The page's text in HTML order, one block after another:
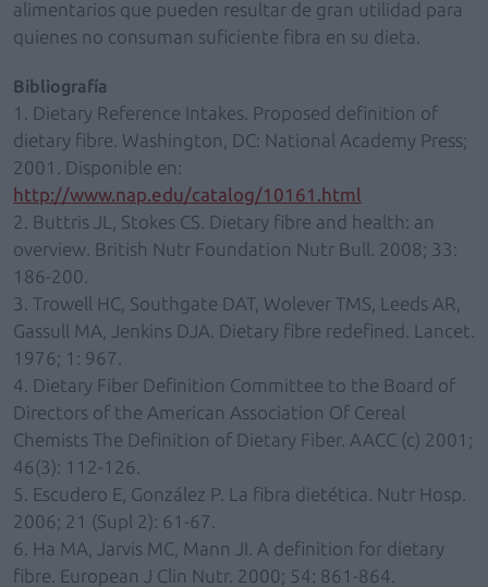
alimentarios que pueden resultar de gran utilidad para
quienes no consuman suficiente fibra en su dieta.
Bibliografía
1. Dietary Reference Intakes. Proposed definition of
dietary fibre. Washington, DC: National Academy Press;
2001. Disponible en:
http://www.nap.edu/catalog/10161.html
2. Buttris JL, Stokes CS. Dietary fibre and health: an
overview. British Nutr Foundation Nutr Bull. 2008; 33:
186-200.
3. Trowell HC, Southgate DAT, Wolever TMS, Leeds AR,
Gassull MA, Jenkins DJA. Dietary fibre redefined. Lancet.
1976; 1: 967.
4. Dietary Fiber Definition Committee to the Board of
Directors of the American Association Of Cereal
Chemists The Definition of Dietary Fiber. AACC (c) 2001;
46(3): 112-126.
5. Escudero E, González P. La fibra dietética. Nutr Hosp.
2006; 21 (Supl 2): 61-67.
6. Ha MA, Jarvis MC, Mann JI. A definition for dietary
fibre. European J Clin Nutr. 2000; 54: 861-864.